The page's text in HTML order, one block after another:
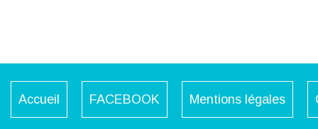
Accueil FACEBOOK Mentions légales